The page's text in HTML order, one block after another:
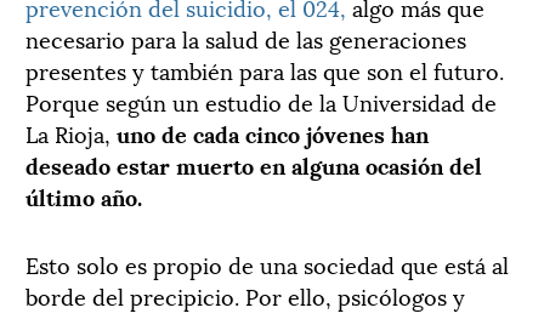
necesario para la salud de las generaciones
presentes y también para las que son el futuro.
Porque según un estudio de la Universidad de
La Rioja, uno de cada cinco jóvenes han
deseado estar muerto en alguna ocasión del
último año.
Esto solo es propio de una sociedad que está al
borde del precipicio. Por ello, psicólogos y